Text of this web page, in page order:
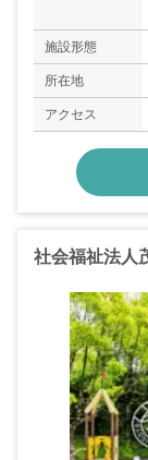
施設形態
所在地
アクセス
社会福祉法人